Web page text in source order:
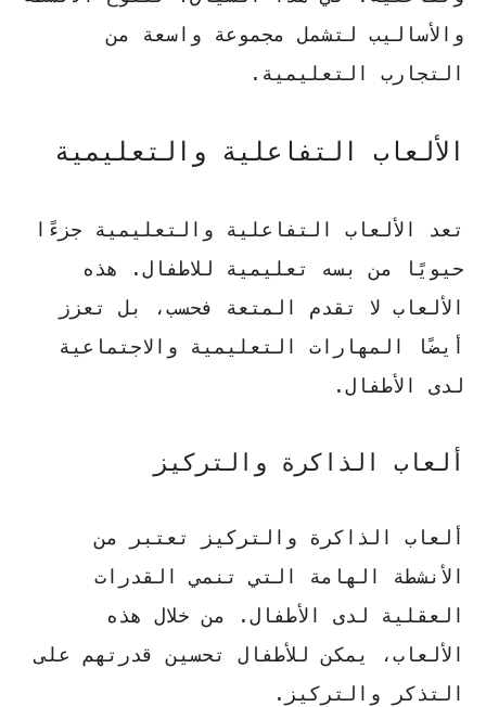
والأساليب لتشمل مجموعة واسعة من
التجارب التعليمية.
الألعاب التفاعلية والتعليمية
تعد الألعاب التفاعلية والتعليمية جزءًا
حيويًا من
بسه تعليمية للاطفال. هذه
الألعاب لا تقدم المتعة فحسب، بل تعزز
أيضًا المهارات التعليمية والاجتماعية
لدى الأطفال.
ألعاب الذاكرة والتركيز
ألعاب الذاكرة والتركيز تعتبر من
الأنشطة الهامة التي تنمي القدرات
العقلية لدى الأطفال. من خلال هذه
الألعاب، يمكن للأطفال تحسين قدرتهم على
التذكر والتركيز.